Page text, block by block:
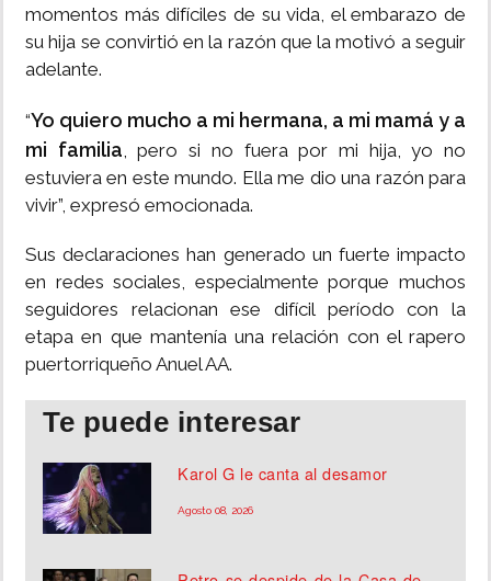
momentos más difíciles de su vida, el embarazo de
su hija se convirtió en la razón que la motivó a seguir
adelante.
“Yo quiero mucho a mi hermana, a mi mamá y a
mi familia, pero si no fuera por mi hija, yo no
estuviera en este mundo. Ella me dio una razón para
vivir”, expresó emocionada.
Sus declaraciones han generado un fuerte impacto
en redes sociales, especialmente porque muchos
seguidores relacionan ese difícil período con la
etapa en que mantenía una relación con el rapero
puertorriqueño Anuel AA.
Te puede interesar
Karol G le canta al desamor
Agosto 08, 2026